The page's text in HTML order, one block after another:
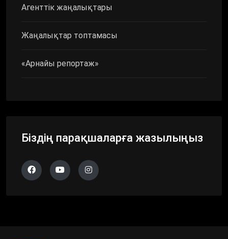
Агенттік жаңалықтары
Жаңалықтар топтамасы
«Арнайы репортаж»
Біздің парақшаларға жазылыңыз